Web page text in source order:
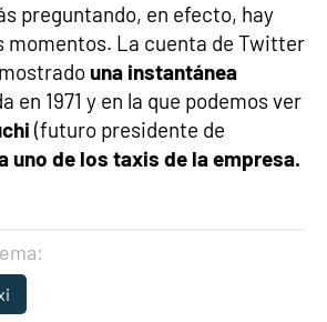
preguntando, en efecto, hay
momentos. La cuenta de Twitter
una instantánea
en 1971 y en la que podemos ver
(futuro presidente de
uno de los taxis de la empresa.